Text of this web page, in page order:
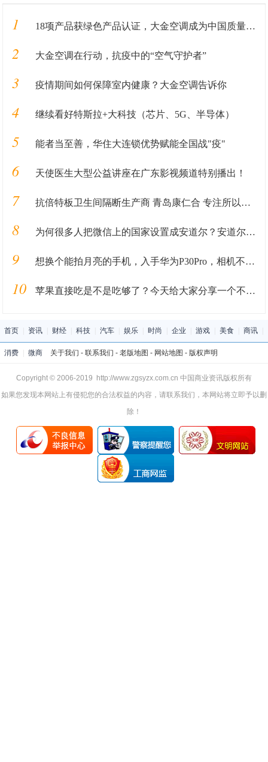
1 18项产品获绿色产品认证，大金空调成为中国质量认证中心“绿色产品首批获证企业”
2 大金空调在行动，抗疫中的“空气守护者”
3 疫情期间如何保障室内健康？大金空调告诉你
4 继续看好特斯拉+大科技（芯片、5G、半导体）
5 能者当至善，华住大连锁优势赋能全国战"疫"
6 天使医生大型公益讲座在广东影视频道特别播出！
7 抗倍特板卫生间隔断生产商 青岛康仁合 专注所以更专业
8 为何很多人把微信上的国家设置成安道尔？安道尔在哪里？
9 想换个能拍月亮的手机，入手华为P30Pro，相机不错，玩游戏有缺点
10 苹果直接吃是不是吃够了？今天给大家分享一个不一样的吃法
首页 资讯 财经 科技 汽车 娱乐 时尚 企业 游戏 美食 商讯
消费 微商 关于我们 - 联系我们 - 老版地图 - 网站地图 - 版权声明
Copyright © 2006-2019 http://www.zgsyzx.com.cn 中国商业资讯版权所有
如果您发现本网站上有侵犯您的合法权益的内容，请联系我们，本网站将立即予以删
除！